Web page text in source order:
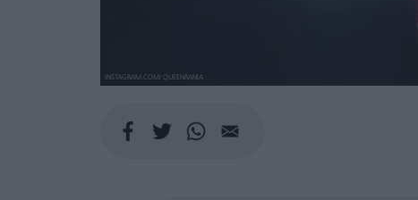
INSTAGRAM.COM/ QUEENRANIA